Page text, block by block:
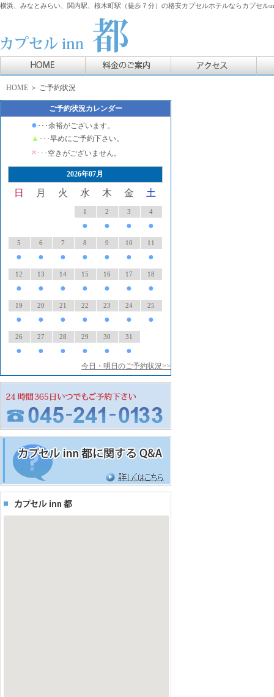
横浜、みなとみらい、関内駅、桜木町駅（徒歩７分）の格安カプセルホテルならカプセル
HOME ＞ ご予約状況
ご予約状況カレンダー
● ･･･余裕がございます。
▲ ･･･早めにご予約下さい。
× ･･･空きがございません。
2026年07月
日 月 火 水 木 金 土
1
●
2
●
3
●
4
●
5
●
6
●
7
●
8
●
9
●
10
●
11
●
12
●
13
●
14
●
15
●
16
●
17
●
18
●
19
●
20
●
21
●
22
●
23
●
24
●
25
●
26
●
27
●
28
●
29
●
30
●
31
●
今日・明日のご予約状況>>